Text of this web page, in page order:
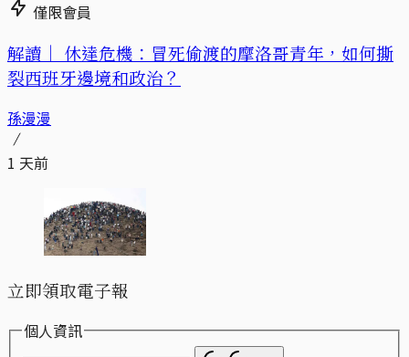
僅限會員
解讀｜ 休達危機：冒死偷渡的摩洛哥青年，如何撕
裂西班牙邊境和政治？
孫漫漫
1 天前
立即領取電子報
個人資訊